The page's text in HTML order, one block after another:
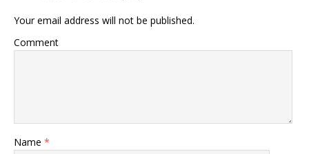
Your email address will not be published.
Comment
Name *